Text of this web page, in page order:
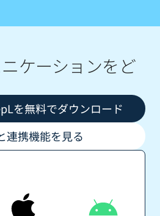
ケーションをど
を無料でダウンロード
連携機能を見る